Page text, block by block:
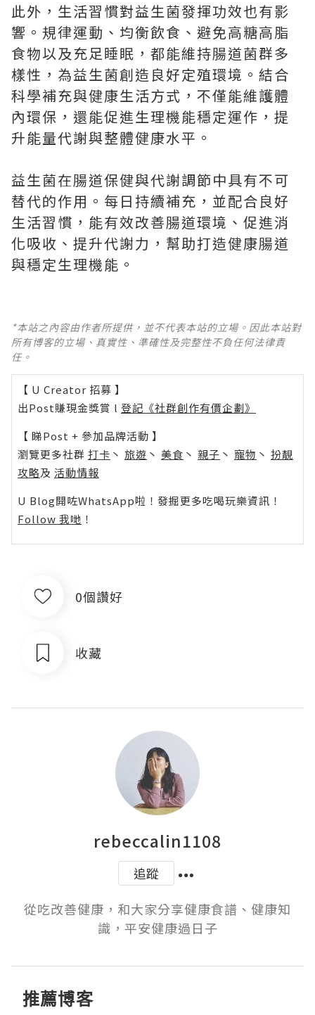
此外，生活習慣對益生菌發揮功效也有影
響。規律運動、均衡飲食、避免高糖高脂
食物以及充足睡眠，都能維持腸道菌群多
樣性，為益生菌創造良好定殖環境。結合
科學補充與健康生活方式，不僅能維護體
內環保，還能促進生理機能穩定運作，提
升能量代謝與整體健康水平。
益生菌在腸道保健與代謝調節中具有不可
替代的作用。每日持續補充，並配合良好
生活習慣，能有效改善腸道環境、促進消
化吸收、提升代謝力，幫助打造健康腸道
與穩定生理機能。
*本站之內容由作者所提供，並不代表本站的立場。因此本站對
所有博客的立場、真實性、準確性及完整性不負任何法律責
任。
【 U Creator 招募 】
出Post賺現金獎賞 l 登記《社群創作有價企劃》
【 睇Post + 參加品牌活動 】
瀏覽更多社群 打卡 丶 旅遊 丶 美食 丶 親子 丶 寵物 丶 扮靚
攻略及 活動情報
U Blog開咗WhatsApp啦！發掘更多吃喝玩樂資訊！
Follow 我哋 ！
0個讚好
收藏
rebeccalin1108
追蹤
從吃改善健康，和大家分享健康食譜、健康知
識，平安健康過日子
推薦博客